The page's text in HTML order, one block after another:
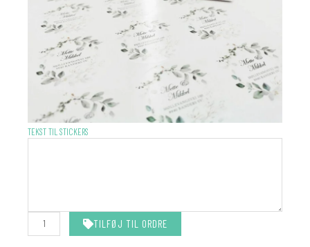
TEKST TIL STICKERS
STICKERS
TILFØJ TIL ORDRE